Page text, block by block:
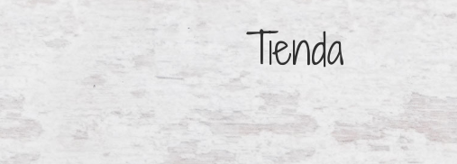
Tienda